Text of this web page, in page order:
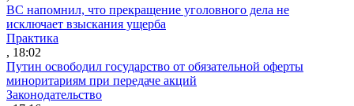
ВС напомнил, что прекращение уголовного дела не
исключает взыскания ущерба
Практика
, 18:02
Путин освободил государство от обязательной оферты
миноритариям при передаче акций
Законодательство